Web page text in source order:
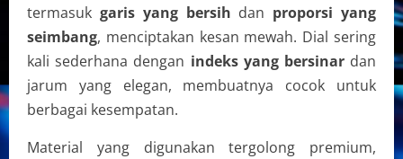
termasuk garis yang bersih dan proporsi yang
seimbang, menciptakan kesan mewah. Dial sering
kali sederhana dengan indeks yang bersinardan
jarum yang elegan, membuatnya cocok untuk
berbagai kesempatan.
Material yang digunakan tergolong premium,